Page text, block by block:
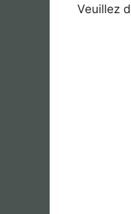
Veuillez